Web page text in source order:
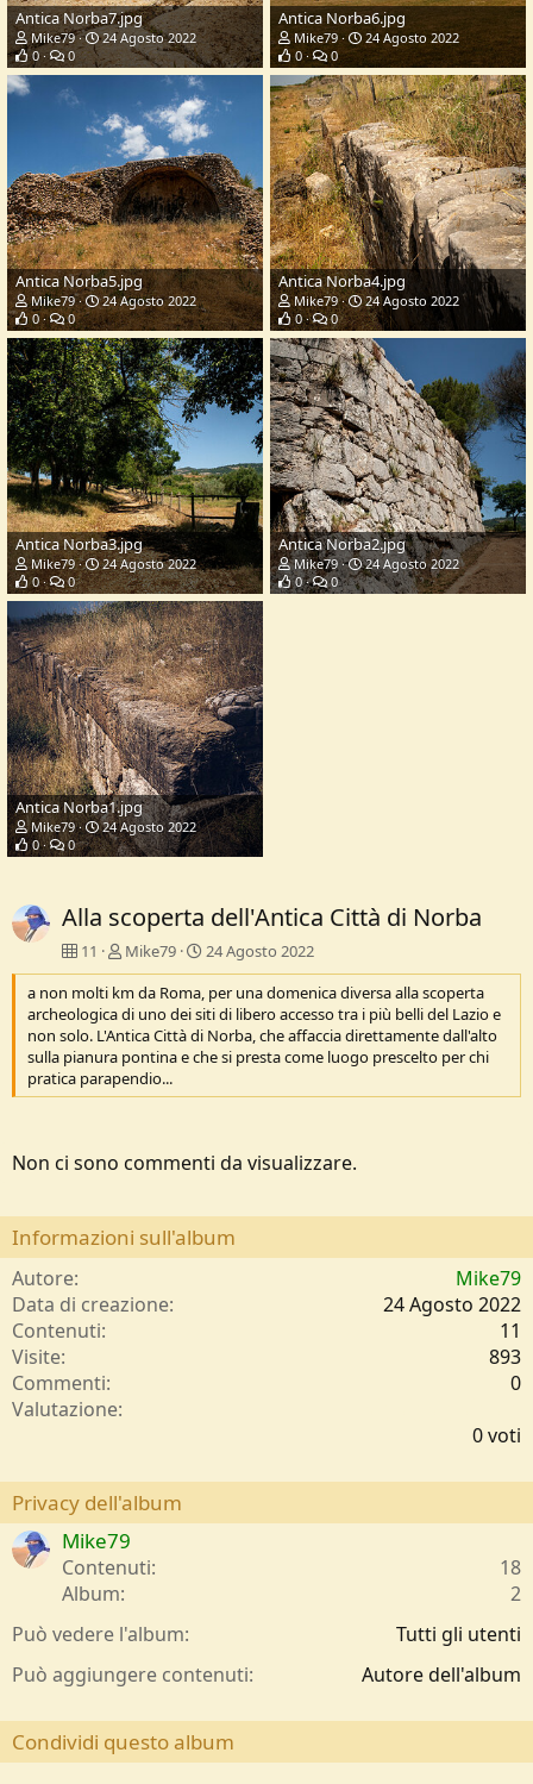
Antica Norba7.jpg
Mike79
24 Agosto 2022
0
0
Antica Norba6.jpg
Mike79
24 Agosto 2022
0
0
Antica Norba5.jpg
Mike79
24 Agosto 2022
0
0
Antica Norba4.jpg
Mike79
24 Agosto 2022
0
0
Antica Norba3.jpg
Mike79
24 Agosto 2022
0
0
Antica Norba2.jpg
Mike79
24 Agosto 2022
0
0
Antica Norba1.jpg
Mike79
24 Agosto 2022
0
0
Alla scoperta dell'Antica Città di Norba
11 Mike79
24 Agosto 2022
a non molti km da Roma, per una domenica diversa alla scoperta
archeologica di uno dei siti di libero accesso tra i più belli del Lazio e
non solo. L'Antica Città di Norba, che affaccia direttamente dall'alto
sulla pianura pontina e che si presta come luogo prescelto per chi
pratica parapendio...
Non ci sono commenti da visualizzare.
Informazioni sull'album
Autore
Mike79
Data di creazione
24 Agosto 2022
Contenuti
11
Visite
893
Commenti
0
Valutazione
0
t
l
0 voti
Privacy dell'album
Mike79
Contenuti
18
Album
2
Può vedere l'album
Tutti gli utenti
Può aggiungere contenuti
Autore dell'album
Condividi questo album